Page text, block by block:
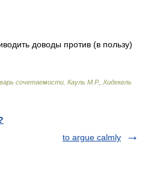
доводы против (в пользу)
сочетаемости Кауль М.Р., Хидекель
to argue calmly